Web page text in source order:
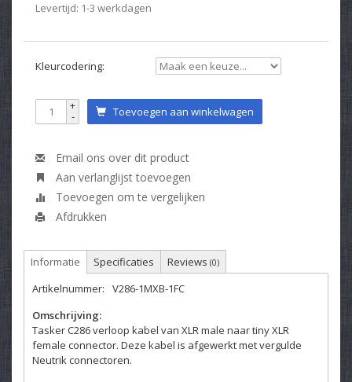
Levertijd: 1-3 werkdagen
Kleurcodering:
+
- Toevoegen aan winkelwagen
Email ons over dit product
Aan verlanglijst toevoegen
Toevoegen om te vergelijken
Afdrukken
Informatie Specificaties Reviews (0)
Artikelnummer:
V286-1MXB-1FC
Omschrijving:
Tasker C286 verloop kabel van XLR male naar tiny XLR
female connector. Deze kabel is afgewerkt met vergulde
Neutrik connectoren.